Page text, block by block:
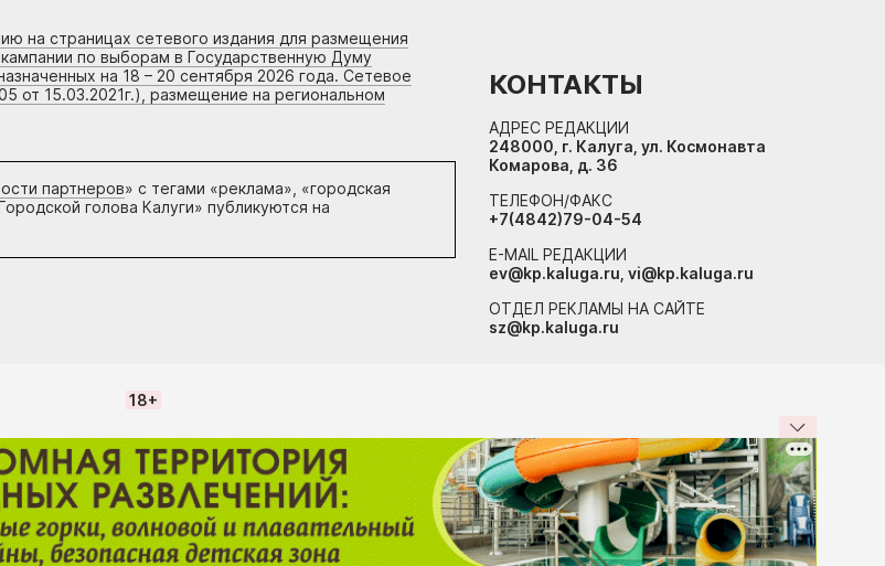
на страницах сетевого издания для размещения
по выборам в Государственную Думу
на 18 – 20 сентября 2026 года. Сетевое
от 15.03.2021г.), размещение на региональном
партнеров» с тегами «реклама», «городская
голова Калуги» публикуются на
КОНТАКТЫ
АДРЕС РЕДАКЦИИ
248000, г. Калуга, ул. Космонавта
Комарова, д. 36
ТЕЛЕФОН/ФАКС
+7(4842)79-04-54
E-MAIL РЕДАКЦИИ
ev@kp.kaluga.ru, vi@kp.kaluga.ru
ОТДЕЛ РЕКЛАМЫ НА САЙТЕ
sz@kp.kaluga.ru
18+